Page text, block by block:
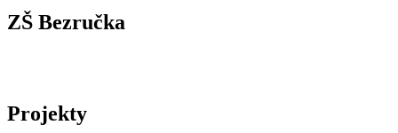
ZŠ Bezručka
Projekty